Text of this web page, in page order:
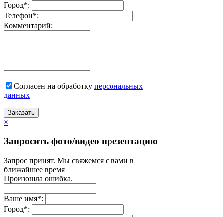
Город*:
Телефон*:
Комментарий:
Согласен на обработку персональныx
данных
Заказать
×
Запросить фото/видео презентацию
Запрос принят. Мы свяжемся с вами в
ближайшее время
Произошла ошибка.
Ваше имя*:
Город*: